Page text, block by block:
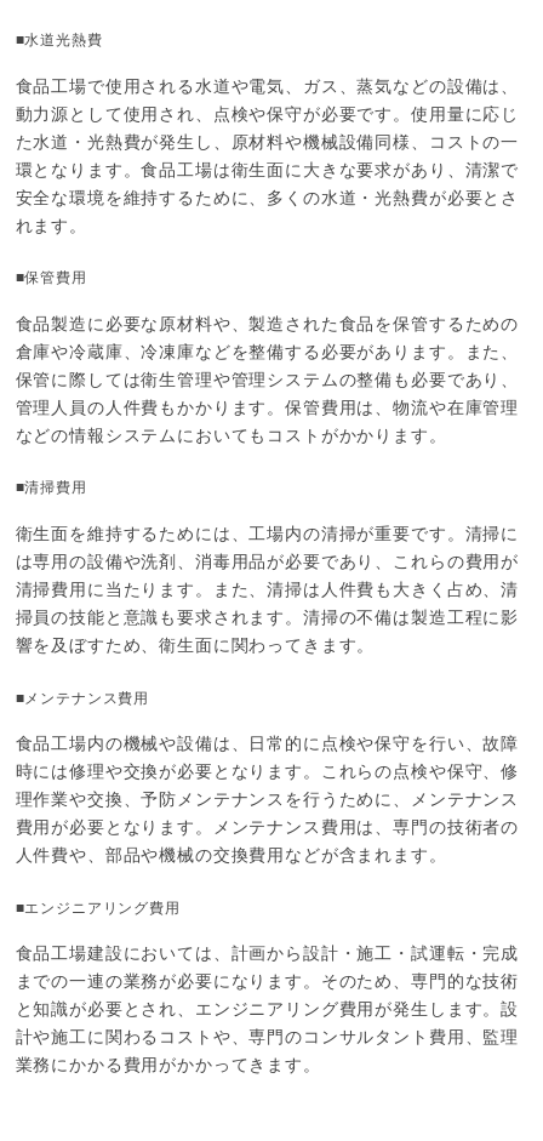
■水道光熱費
食品工場で使用される水道や電気、ガス、蒸気などの設備は、
動力源として使用され、点検や保守が必要です。使用量に応じ
た水道・光熱費が発生し、原材料や機械設備同様、コストの一
環となります。食品工場は衛生面に大きな要求があり、清潔で
安全な環境を維持するために、多くの水道・光熱費が必要とさ
れます。
■保管費用
食品製造に必要な原材料や、製造された食品を保管するための
倉庫や冷蔵庫、冷凍庫などを整備する必要があります。また、
保管に際しては衛生管理や管理システムの整備も必要であり、
管理人員の人件費もかかります。保管費用は、物流や在庫管理
などの情報システムにおいてもコストがかかります。
■清掃費用
衛生面を維持するためには、工場内の清掃が重要です。清掃に
は専用の設備や洗剤、消毒用品が必要であり、これらの費用が
清掃費用に当たります。また、清掃は人件費も大きく占め、清
掃員の技能と意識も要求されます。清掃の不備は製造工程に影
響を及ぼすため、衛生面に関わってきます。
■メンテナンス費用
食品工場内の機械や設備は、日常的に点検や保守を行い、故障
時には修理や交換が必要となります。これらの点検や保守、修
理作業や交換、予防メンテナンスを行うために、メンテナンス
費用が必要となります。メンテナンス費用は、専門の技術者の
人件費や、部品や機械の交換費用などが含まれます。
■エンジニアリング費用
食品工場建設においては、計画から設計・施工・試運転・完成
までの一連の業務が必要になります。そのため、専門的な技術
と知識が必要とされ、エンジニアリング費用が発生します。設
計や施工に関わるコストや、専門のコンサルタント費用、監理
業務にかかる費用がかかってきます。